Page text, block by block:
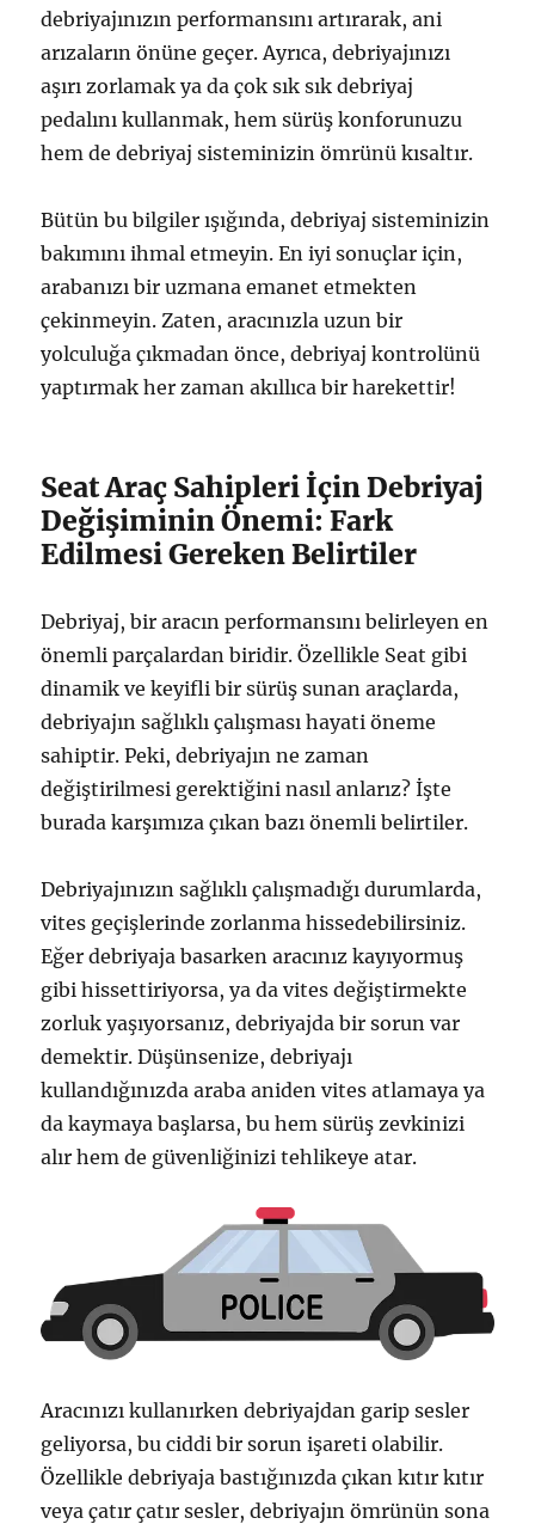
debriyajınızın performansını artırarak, ani
arızaların önüne geçer. Ayrıca, debriyajınızı
aşırı zorlamak ya da çok sık sık debriyaj
pedalını kullanmak, hem sürüş konforunuzu
hem de debriyaj sisteminizin ömrünü kısaltır.
Bütün bu bilgiler ışığında, debriyaj sisteminizin
bakımını ihmal etmeyin. En iyi sonuçlar için,
arabanızı bir uzmana emanet etmekten
çekinmeyin. Zaten, aracınızla uzun bir
yolculuğa çıkmadan önce, debriyaj kontrolünü
yaptırmak her zaman akıllıca bir harekettir!
Seat Araç Sahipleri İçin Debriyaj
Değişiminin Önemi: Fark
Edilmesi Gereken Belirtiler
Debriyaj, bir aracın performansını belirleyen en
önemli parçalardan biridir. Özellikle Seat gibi
dinamik ve keyifli bir sürüş sunan araçlarda,
debriyajın sağlıklı çalışması hayati öneme
sahiptir. Peki, debriyajın ne zaman
değiştirilmesi gerektiğini nasıl anlarız? İşte
burada karşımıza çıkan bazı önemli belirtiler.
Debriyajınızın sağlıklı çalışmadığı durumlarda,
vites geçişlerinde zorlanma hissedebilirsiniz.
Eğer debriyaja basarken aracınız kayıyormuş
gibi hissettiriyorsa, ya da vites değiştirmekte
zorluk yaşıyorsanız, debriyajda bir sorun var
demektir. Düşünsenize, debriyajı
kullandığınızda araba aniden vites atlamaya ya
da kaymaya başlarsa, bu hem sürüş zevkinizi
alır hem de güvenliğinizi tehlikeye atar.
Aracınızı kullanırken debriyajdan garip sesler
geliyorsa, bu ciddi bir sorun işareti olabilir.
Özellikle debriyaja bastığınızda çıkan kıtır kıtır
veya çatır çatır sesler, debriyajın ömrünün sona